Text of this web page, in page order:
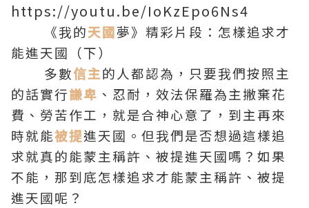
https://youtu.be/IoKzEpo6Ns4
《我的天國夢》精彩片段：怎樣追求才
能進天國（下）
多數信主的人都認為，只要我們按照主
的話實行謙卑 、忍耐，效法保羅為主撇棄花
費、勞苦作工，就是合神心意了，到主再來
時就能被提進天國。但我們是否想過這樣追
求就真的能蒙主稱許、被提進天國嗎？如果
不能，那到底怎樣追求才能蒙主稱許、被提
進天國呢？